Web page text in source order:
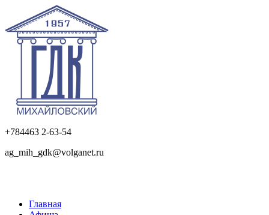
+784463 2-63-54
ag_mih_gdk@volganet.ru
Главная